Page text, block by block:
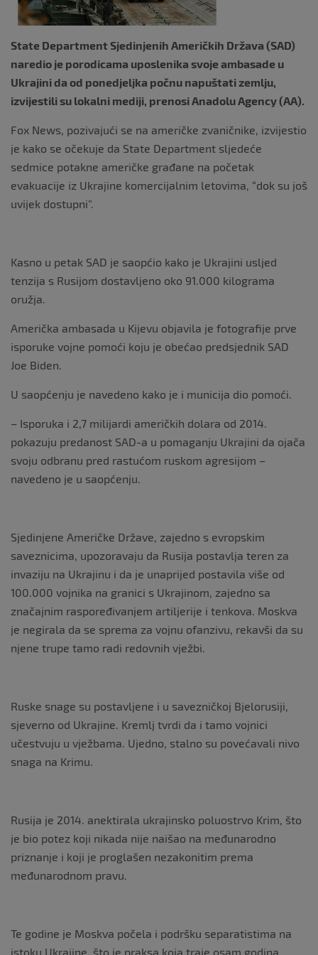
State Department Sjedinjenih Američkih Država (SAD)
naredio je porodicama uposlenika svoje ambasade u
Ukrajini da od ponedjeljka počnu napuštati zemlju,
izvijestili su lokalni mediji, prenosi Anadolu Agency (AA).
Fox News, pozivajući se na američke zvaničnike, izvijestio
je kako se očekuje da State Department sljedeće
sedmice potakne američke građane na početak
evakuacije iz Ukrajine komercijalnim letovima, “dok su još
uvijek dostupni”.
Kasno u petak SAD je saopćio kako je Ukrajini usljed
tenzija s Rusijom dostavljeno oko 91.000 kilograma
oružja.
Američka ambasada u Kijevu objavila je fotografije prve
isporuke vojne pomoći koju je obećao predsjednik SAD
Joe Biden.
U saopćenju je navedeno kako je i municija dio pomoći.
– Isporuka i 2,7 milijardi američkih dolara od 2014.
pokazuju predanost SAD-a u pomaganju Ukrajini da ojača
svoju odbranu pred rastućom ruskom agresijom –
navedeno je u saopćenju.
Sjedinjene Američke Države, zajedno s evropskim
saveznicima, upozoravaju da Rusija postavlja teren za
invaziju na Ukrajinu i da je unaprijed postavila više od
100.000 vojnika na granici s Ukrajinom, zajedno sa
značajnim raspoređivanjem artiljerije i tenkova. Moskva
je negirala da se sprema za vojnu ofanzivu, rekavši da su
njene trupe tamo radi redovnih vježbi.
Ruske snage su postavljene i u savezničkoj Bjelorusiji,
sjeverno od Ukrajine. Kremlj tvrdi da i tamo vojnici
učestvuju u vježbama. Ujedno, stalno su povećavali nivo
snaga na Krimu.
Rusija je 2014. anektirala ukrajinsko poluostrvo Krim, što
je bio potez koji nikada nije naišao na međunarodno
priznanje i koji je proglašen nezakonitim prema
međunarodnom pravu.
Te godine je Moskva počela i podršku separatistima na
istoku Ukrajine, što je praksa koja traje osam godina.